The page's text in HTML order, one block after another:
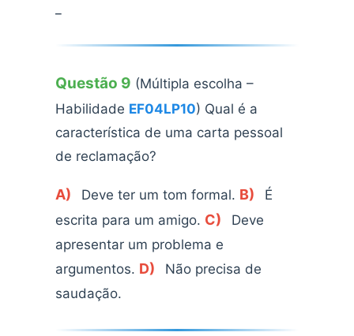
Questão 9 (Múltipla escolha –
Habilidade EF04LP10) Qual é a
característica de uma carta pessoal
de reclamação?
A) Deve ter um tom formal. B)
É
escrita para um amigo. C)
Deve
apresentar um problema e
argumentos. D)
Não precisa de
saudação.